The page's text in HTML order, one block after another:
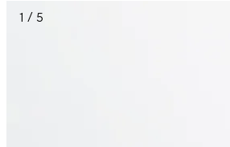
1 / 5